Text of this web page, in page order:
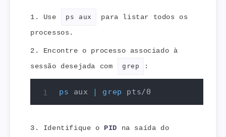
Use ps aux
para listar todos os
processos.
Encontre o processo associado à
sessão desejada com
grep :
ps aux | grep pts/0
Identifique o PID na saída do